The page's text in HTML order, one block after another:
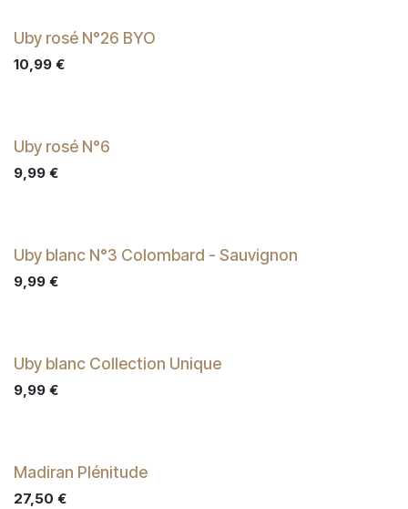
Uby rosé N°26 BYO
10,99 €
Uby rosé N°6
9,99 €
Uby blanc N°3 Colombard - Sauvignon
9,99 €
Uby blanc Collection Unique
9,99 €
Madiran Plénitude
27,50 €